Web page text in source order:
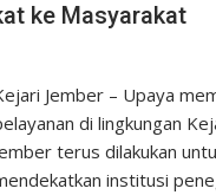
ke Masyarakat
Jember – Upaya
di lingkungan
terus dilakukan
institusi